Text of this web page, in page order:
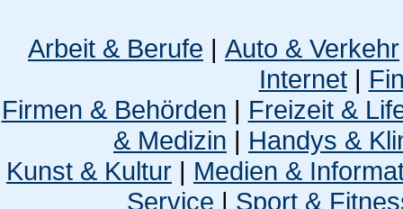
Arbeit & Berufe | Auto & Verkehr
Internet|
Firmen & Behörden | Freizeit &
& Medizin | Handys &
Kunst & Kultur | Medien &
Service | Sport &